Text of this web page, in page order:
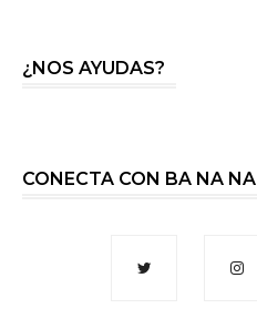
¿NOS AYUDAS?
CONECTA CON BA NA NA